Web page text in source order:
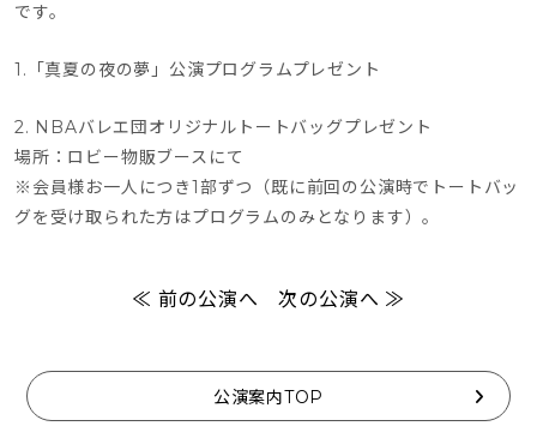
です。
1.「真夏の夜の夢」公演プログラムプレゼント
2. NBAバレエ団オリジナルトートバッグプレゼント
場所：ロビー物販ブースにて
※会員様お一人につき1部ずつ（既に前回の公演時でトートバッ
グを受け取られた方はプログラムのみとなります）。
≪ 前の公演へ 次の公演へ ≫
公演案内TOP